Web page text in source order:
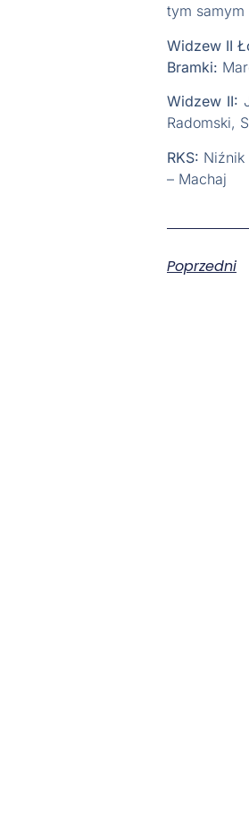
tym samym
Widzew II
Bramki:
Widzew II:
Radomski,
RKS: Niźnik
– Machaj
Poprzedni